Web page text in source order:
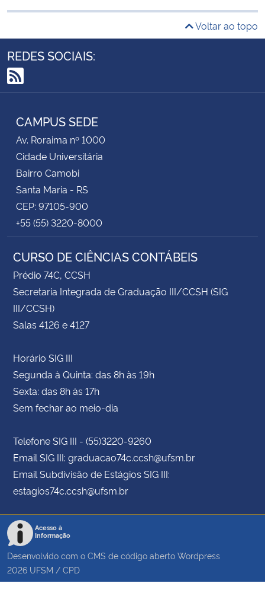
Voltar ao topo
REDES SOCIAIS:
RSS
CAMPUS SEDE
Av. Roraima nº 1000
Cidade Universitária
Bairro Camobi
Santa Maria - RS
CEP: 97105-900
+55 (55) 3220-8000
CURSO DE CIÊNCIAS CONTÁBEIS
Prédio 74C, CCSH
Secretaria Integrada de Graduação III/CCSH (SIG
III/CCSH)
Salas 4126 e 4127
Horário SIG III
Segunda à Quinta: das 8h às 19h
Sexta: das 8h às 17h
Sem fechar ao meio-dia
Telefone SIG III - (55)3220-9260
Email SIG III: graduacao74c.ccsh@ufsm.br
Email Subdivisão de Estágios SIG III:
estagios74c.ccsh@ufsm.br
Acesso à
Informação
Desenvolvido com o CMS de código aberto Wordpress
2026 UFSM / CPD